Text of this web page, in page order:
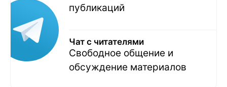
публикаций
Чат с читателями
Свободное общение и
обсуждение материалов